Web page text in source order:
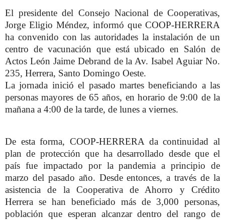
El presidente del Consejo Nacional de Cooperativas,
Jorge Eligio Méndez, informó que COOP-HERRERA
ha convenido con las autoridades la instalación de un
centro de vacunación que está ubicado en Salón de
Actos León Jaime Debrand de la Av. Isabel Aguiar No.
235, Herrera, Santo Domingo Oeste.
La jornada inició el pasado martes beneficiando a las
personas mayores de 65 años, en horario de 9:00 de la
mañana a 4:00 de la tarde, de lunes a viernes.
De esta forma, COOP-HERRERA da continuidad al
plan de protección que ha desarrollado desde que el
país fue impactado por la pandemia a principio de
marzo del pasado año. Desde entonces, a través de la
asistencia de la Cooperativa de Ahorro y Crédito
Herrera se han beneficiado más de 3,000 personas,
población que esperan alcanzar dentro del rango de